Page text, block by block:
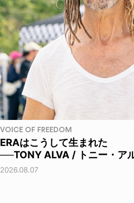
VOICE OF FREEDOM
ERAはこうして生まれた
──TONY ALVA / トニー・ア
2026.08.07